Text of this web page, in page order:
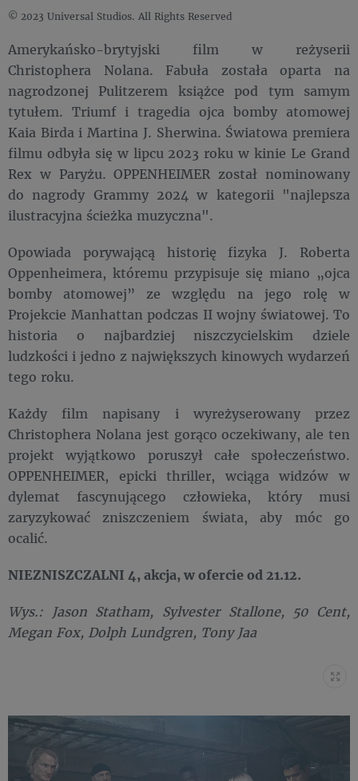
© 2023 Universal Studios. All Rights Reserved
Amerykańsko-brytyjski film w reżyserii
Christophera Nolana. Fabuła została oparta na
nagrodzonej Pulitzerem książce pod tym samym
tytułem. Triumf i tragedia ojca bomby atomowej
Kaia Birda i Martina J. Sherwina. Światowa premiera
filmu odbyła się w lipcu 2023 roku w kinie Le Grand
Rex w Paryżu. OPPENHEIMER został nominowany
do nagrody Grammy 2024 w kategorii "najlepsza
ilustracyjna ścieżka muzyczna".
Opowiada porywającą historię fizyka J. Roberta
Oppenheimera, któremu przypisuje się miano „ojca
bomby atomowej” ze względu na jego rolę w
Projekcie Manhattan podczas II wojny światowej. To
historia o najbardziej niszczycielskim dziele
ludzkości i jedno z największych kinowych wydarzeń
tego roku.
Każdy film napisany i wyreżyserowany przez
Christophera Nolana jest gorąco oczekiwany, ale ten
projekt wyjątkowo poruszył całe społeczeństwo.
OPPENHEIMER, epicki thriller, wciąga widzów w
dylemat fascynującego człowieka, który musi
zaryzykować zniszczeniem świata, aby móc go
ocalić.
NIEZNISZCZALNI 4, akcja, w ofercie od 21.12.
Wys.: Jason Statham, Sylvester Stallone, 50 Cent,
Megan Fox, Dolph Lundgren, Tony Jaa